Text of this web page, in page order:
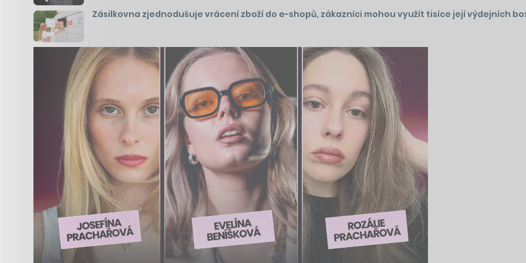
Zásilkovna zjednodušuje vrácení zboží do e-shopů, zákazníci mohou využít tisíce její výdejních